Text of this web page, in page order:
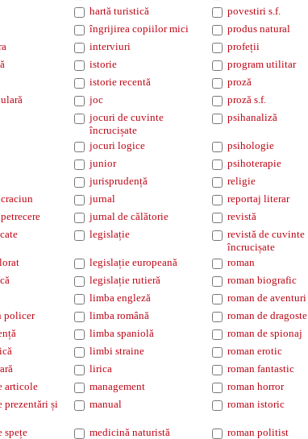
hartă turistică
povestiri s.f.
îngrijirea copiilor mici
produs natural
interviuri
profeții
istorie
program utilitar
istorie recentă
proză
joc
proză s.f.
jocuri de cuvinte
încrucișate
psihanaliză
jocuri logice
psihologie
junior
psihoterapie
jurisprudență
religie
jurnal
reportaj literar
jurnal de călătorie
revistă
legislație
revistă de cuvinte
încrucișate
legislație europeană
roman
legislație rutieră
roman biografic
limba engleză
roman de aventuri
policer
limba română
roman de dragoste
limba spaniolă
roman de spionaj
limbi straine
roman erotic
lirica
roman fantastic
articole
management
roman horror
prezentări și
manual roman istoric
spețe medicină naturistă
roman politist